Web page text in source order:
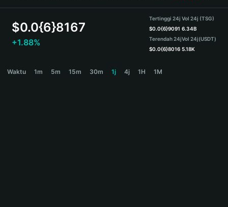
ภาษาไทย
Español
Español (Argentina)
$0.0{6}8167
+1.88%
Tertinggi 24j
$0.0{6}9091
Terendah 24j
$0.0{6}8016
Vol 24j (TSG)
6.34B
Vol 24j(USDT)
5.18K
Waktu 1m 5m 15m 30m 1j 4j 1H 1M